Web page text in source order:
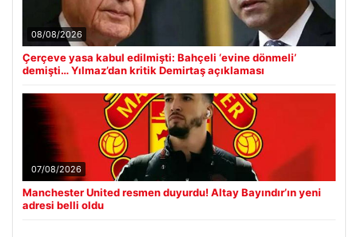
08/08/2026
Çerçeve yasa kabul edilmişti: Bahçeli ‘evine dönmeli’
demişti… Yılmaz’dan kritik Demirtaş açıklaması
07/08/2026
Manchester United resmen duyurdu! Altay Bayındır’ın yeni
adresi belli oldu